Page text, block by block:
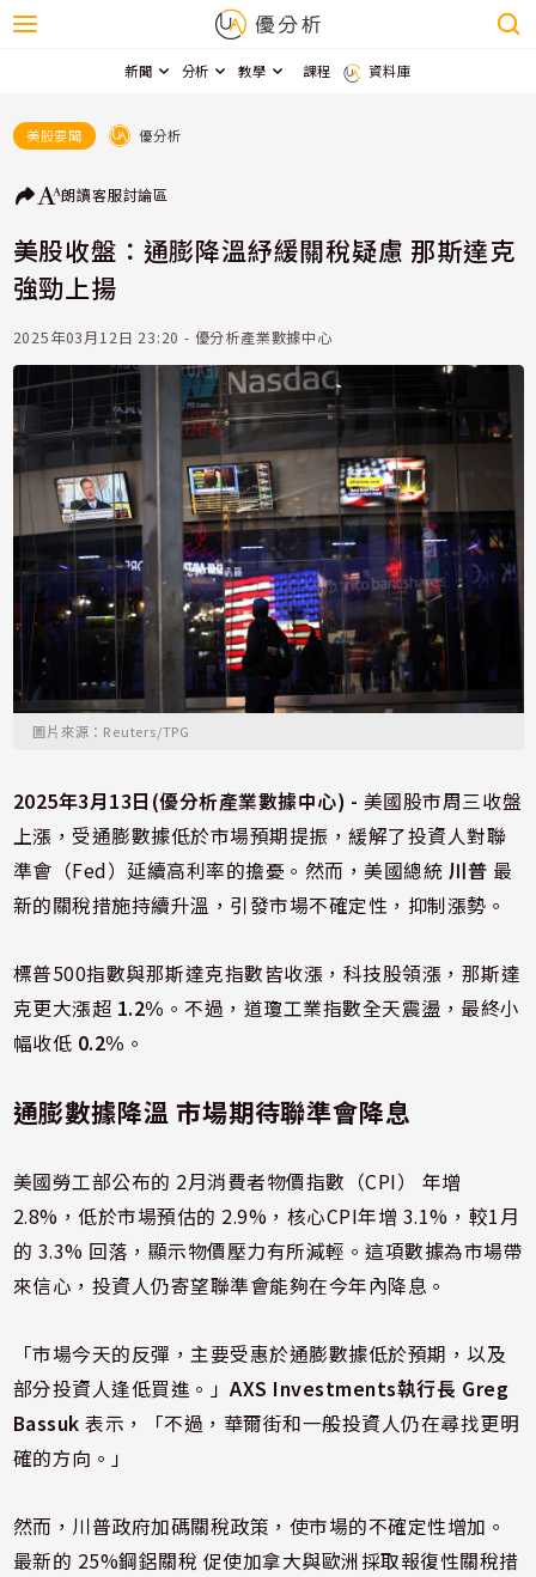
新聞 分析 教學 課程 資料庫
美股要聞 優分析
朗讀客服討論區
美股收盤：通膨降溫紓緩關稅疑慮 那斯達克
強勁上揚
2025年03月12日 23:20 - 優分析產業數據中心
圖片來源：Reuters/TPG
2025年3月13日(優分析產業數據中心) - 美國股市周三收盤
上漲，受通膨數據低於市場預期提振，緩解了投資人對聯
準會（Fed）延續高利率的擔憂。然而，美國總統 川普 最
新的關稅措施持續升溫，引發市場不確定性，抑制漲勢。
標普500指數與那斯達克指數皆收漲，科技股領漲，那斯達
克更大漲超 1.2% 。不過，道瓊工業指數全天震盪，最終小
幅收低 0.2% 。
通膨數據降溫 市場期待聯準會降息
美國勞工部公布的 2月消費者物價指數（CPI） 年增
2.8%，低於市場預估的 2.9%，核心CPI年增 3.1%，較1月
的 3.3% 回落，顯示物價壓力有所減輕。這項數據為市場帶
來信心，投資人仍寄望聯準會能夠在今年內降息。
「市場今天的反彈，主要受惠於通膨數據低於預期，以及
部分投資人逢低買進。」AXS Investments執行長 Greg
Bassuk 表示，「不過，華爾街和一般投資人仍在尋找更明
確的方向。」
然而，川普政府加碼關稅政策，使市場的不確定性增加。
最新的 25%鋼鋁關稅 促使加拿大與歐洲採取報復性關稅措